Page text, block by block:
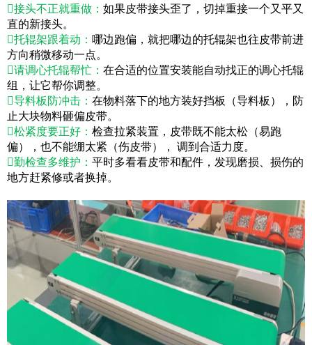
接头不正就重做： 如果皮带接头歪了，切掉重接一个又平又
直的新接头。
托辊架跟着动： 哪边跑偏，就把哪边的托辊架也往皮带前进
方向稍微移动一点。
请调心托辊帮忙： 在合适的位置安装能自动找正的调心托辊
组，让它帮你调整。
导料板防冲击： 在物料落下的地方装好挡板（导料板），防
止大块物料砸偏皮带。
松紧度要正好： 检查拉紧装置，皮带既不能太松（易跑
偏），也不能绷太紧（伤皮带）， 调到合适力度。
勤检查多维护： 平时多看看皮带和配件，发现磨损、损伤的
地方赶紧修或者换掉。